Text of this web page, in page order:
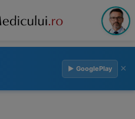
▶ GooglePlay ×